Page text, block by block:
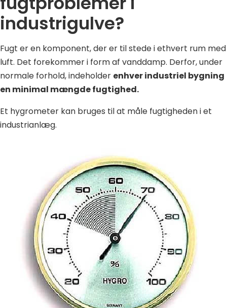
industrigulve?
Fugt er en komponent, der er til stede i ethvert rum med
luft. Det forekommer i form af vanddamp. Derfor, under
normale forhold, indeholder enhver industriel bygning
en minimal mængde fugtighed.
Et hygrometer kan bruges til at måle fugtigheden i et
industrianlæg.